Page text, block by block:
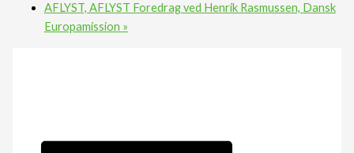
AFLYST, AFLYST Foredrag ved Henrik Rasmussen, Dansk
Europamission »